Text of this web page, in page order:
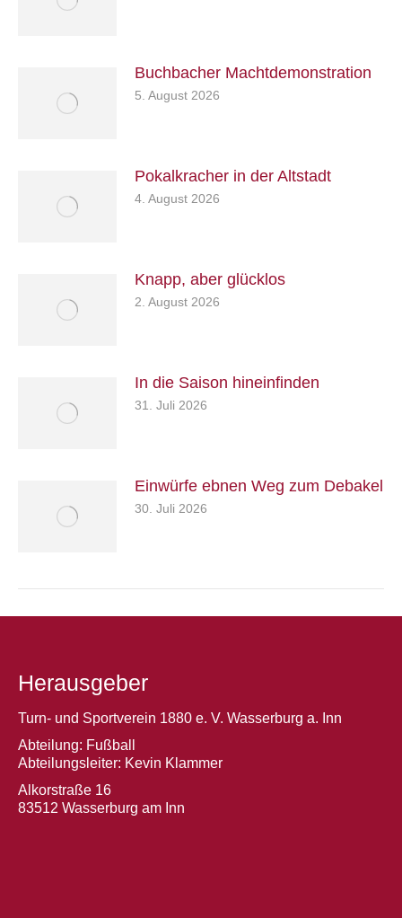
Buchbacher Machtdemonstration
5. August 2026
Pokalkracher in der Altstadt
4. August 2026
Knapp, aber glücklos
2. August 2026
In die Saison hineinfinden
31. Juli 2026
Einwürfe ebnen Weg zum Debakel
30. Juli 2026
Herausgeber
Turn- und Sportverein 1880 e. V. Wasserburg a. Inn
Abteilung: Fußball
Abteilungsleiter: Kevin Klammer
Alkorstraße 16
83512 Wasserburg am Inn